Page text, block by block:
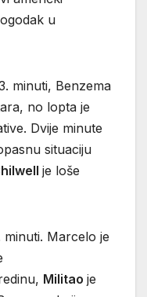
u
minuti, Benzema
no lopta je
Dvije minute
situaciju
je loše
minuti. Marcelo je
Militao je